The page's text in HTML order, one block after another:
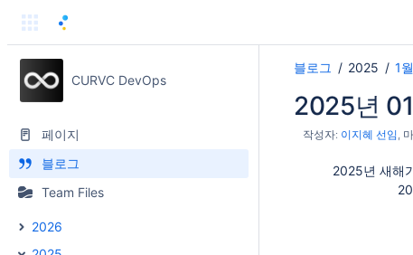
CURVC DevOps
페이지
블로그
Team Files
2026
블로그 2025 1월
2025년
작성자: 이지혜 선임,
2025년 새해